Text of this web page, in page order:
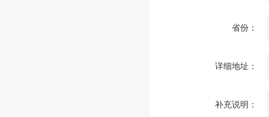
省份：
详细地址：
补充说明：